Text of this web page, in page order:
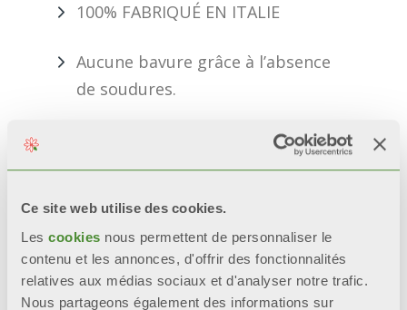
Ce site web utilise des cookies.
Les cookies nous permettent de personnaliser le
contenu et les annonces, d'offrir des fonctionnalités
relatives aux médias sociaux et d'analyser notre trafic.
Nous partageons également des informations sur
100% FABRIQUÉ EN ITALIE
Aucune bavure grâce à l’absence
de soudures.
INFORMATIONS REQUISES
BIM